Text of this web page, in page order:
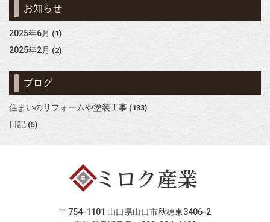
お知らせ
2025年6月 (1)
2025年2月 (2)
ブログ
住まいのリフォームや塗装工事 (133)
日記 (5)
〒754-1101 山口県山口市秋穂東3406-2